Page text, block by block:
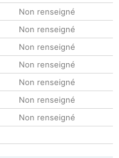
Non renseigné
Non renseigné
Non renseigné
Non renseigné
Non renseigné
Non renseigné
Non renseigné